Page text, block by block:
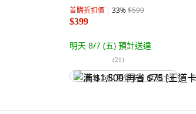
首購折扣價 33%$599
$399
明天 8/7 (五) 預計送達
(21)
满 $1,500 再省 $75 (王道卡)